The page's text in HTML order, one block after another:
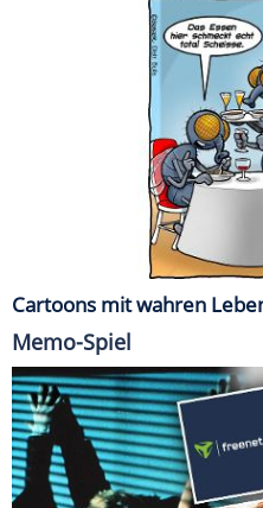
Cartoons mit wahren
Memo-Spiel